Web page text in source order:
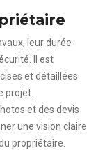
leur durée
Il est
et détaillées
projet.
et des devis
une vision claire
propriétaire.